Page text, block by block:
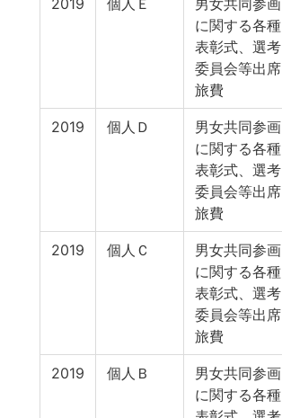
2019 個人Ｅ
男女共同参画
に関する各種
表彰式、選考
委員会等出席
旅費
2019 個人Ｄ
男女共同参画
に関する各種
表彰式、選考
委員会等出席
旅費
2019 個人Ｃ
男女共同参画
に関する各種
表彰式、選考
委員会等出席
旅費
2019 個人Ｂ
男女共同参画
に関する各種